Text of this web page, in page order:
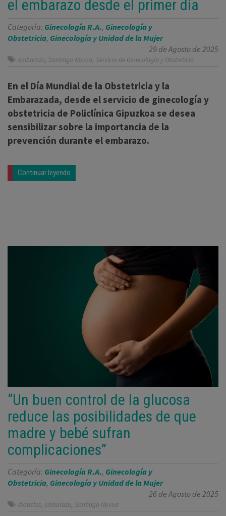
el embarazo desde el primer día
Categoría: Ginecología R.A., Ginecología y
Obstetricia, Ginecología y Unidad de la Mujer
29 de Agosto de 2025
embarazo, Santiago Novoa, Servicio de Ginecología y Obstreticia
En el Día Mundial de la Obstetricia y la
Embarazada, desde el servicio de ginecología y
obstetricia de Policlínica Gipuzkoa se desea
sensibilizar sobre la importancia de la
prevención durante el embarazo.
Continuar leyendo
“Un buen control de la glucosa
reduce las posibilidades de que
madre y bebé sufran
complicaciones”
Categoría: Ginecología R.A., Ginecología y
Obstetricia, Ginecología y Unidad de la Mujer
26 de Agosto de 2025
diabetes, embarazo, Santiago Novoa